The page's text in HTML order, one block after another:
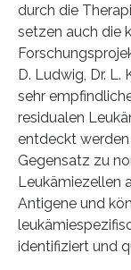
durch die
setzen auch die
D. Ludwig, Dr. L.
sehr
residualen
entdeckt
Gegensatz zu
Leukämiezellen
Antigene und
identifiziert und